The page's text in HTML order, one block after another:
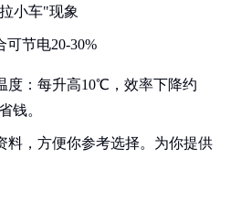
小车"现象
可节电20-30%
度：每升高10℃，效率下降约
钱。
料，方便你参考选择。为你提供